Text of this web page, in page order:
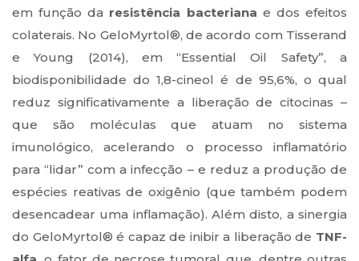
em função da resistência bacteriana e dos efeitos
colaterais. No GeloMyrtol®, de acordo com Tisserand
e Young (2014), em “Essential Oil Safety”, a
biodisponibilidade do 1,8-cineol é de 95,6%, o qual
reduz significativamente a liberação de citocinas –
que são moléculas que atuam no sistema
imunológico, acelerando o processo inflamatório
para “lidar” com a infecção – e reduz a produção de
espécies reativas de oxigênio (que também podem
desencadear uma inflamação). Além disto, a sinergia
do GeloMyrtol® é capaz de inibir a liberação de TNF-